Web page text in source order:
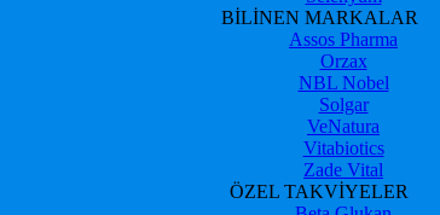
BİLİNEN MARKALAR
Assos Pharma
Orzax
NBL Nobel
Solgar
VeNatura
Vitabiotics
Zade Vital
ÖZEL TAKVİYELER